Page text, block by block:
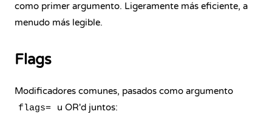
como primer argumento. Ligeramente más eficiente, a
menudo más legible.
Flags
Modificadores comunes, pasados como argumento
flags= u OR'd juntos: